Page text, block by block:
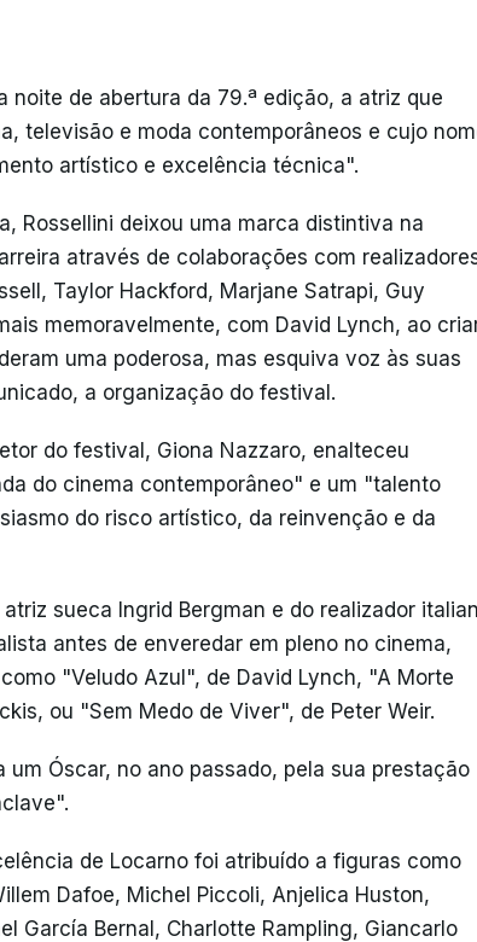
noite de abertura da 79.ª edição, a atriz que
televisão e moda contemporâneos e cujo
artístico e excelência técnica".
Rossellini deixou uma marca distintiva na
através de colaborações com
Taylor Hackford, Marjane Satrapi, Guy
memoravelmente, com David Lynch, ao
uma poderosa, mas esquiva voz às suas
a organização do festival.
do festival, Giona Nazzaro, enalteceu
do cinema contemporâneo" e um "talento
do risco artístico, da reinvenção e da
sueca Ingrid Bergman e do realizador
antes de enveredar em pleno no cinema,
"Veludo Azul", de David Lynch, "A Morte
ou "Sem Medo de Viver", de Peter Weir.
um Óscar, no ano passado, pela sua prestação
de Locarno foi atribuído a figuras como
Dafoe, Michel Piccoli, Anjelica Huston,
García Bernal, Charlotte Rampling, Giancarlo